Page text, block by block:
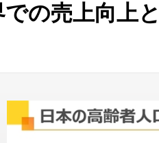
での売上向上